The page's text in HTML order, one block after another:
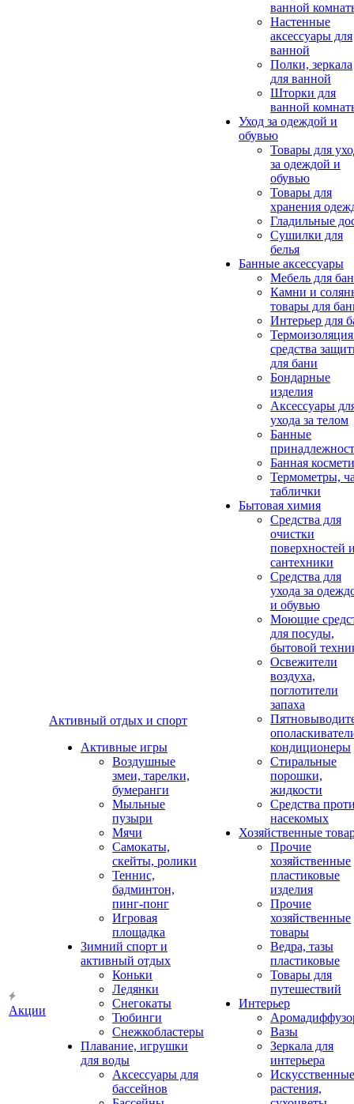
Акции
Активный отдых и спорт
Активные игры
Воздушные
змеи, тарелки,
бумеранги
Мыльные
пузыри
Мячи
Самокаты,
скейты, ролики
Теннис,
бадминтон,
пинг-понг
Игровая
площадка
Зимний спорт и
активный отдых
Коньки
Ледянки
Снегокаты
Тюбинги
Снежкобластеры
Плавание, игрушки
для воды
Аксессуары для
бассейнов
ванной
Настенные
аксессуары для
ванной
Полки, зеркала
для ванной
Шторки для
ванной
Уход за одеждой и
обувью
Товары для
за одеждой и
обувью
Товары для
хранения
Гладильные
Сушилки для
белья
Банные аксессуары
Мебель для
Камни и
товары для
Интерьер для
средства
для бани
Бондарные
изделия
Аксеcсуары
ухода за телом
Банные
Банная
Термометры,
таблички
Бытовая химия
Средства для
очистки
поверхностей
сантехники
Средства для
ухода за
и обувью
Моющие
для посуды,
бытовой
Освежители
воздуха,
поглотители
запаха
кондиционеры
Стиральные
порошки,
жидкости
Средства
насекомых
Хозяйственные
Прочие
хозяйственные
пластиковые
изделия
Прочие
хозяйственные
товары
Ведра, тазы
пластиковые
Товары для
путешествий
Интерьер
Вазы
Зеркала для
интерьера
Искусственные
растения,